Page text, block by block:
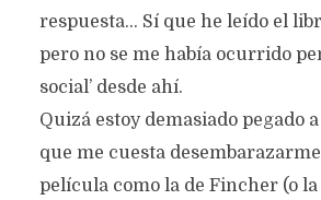
respuesta… Sí que he leído el
pero no se me había ocurrido
social’ desde ahí.
Quizá estoy demasiado pegado
que me cuesta
película como la de Fincher (o la